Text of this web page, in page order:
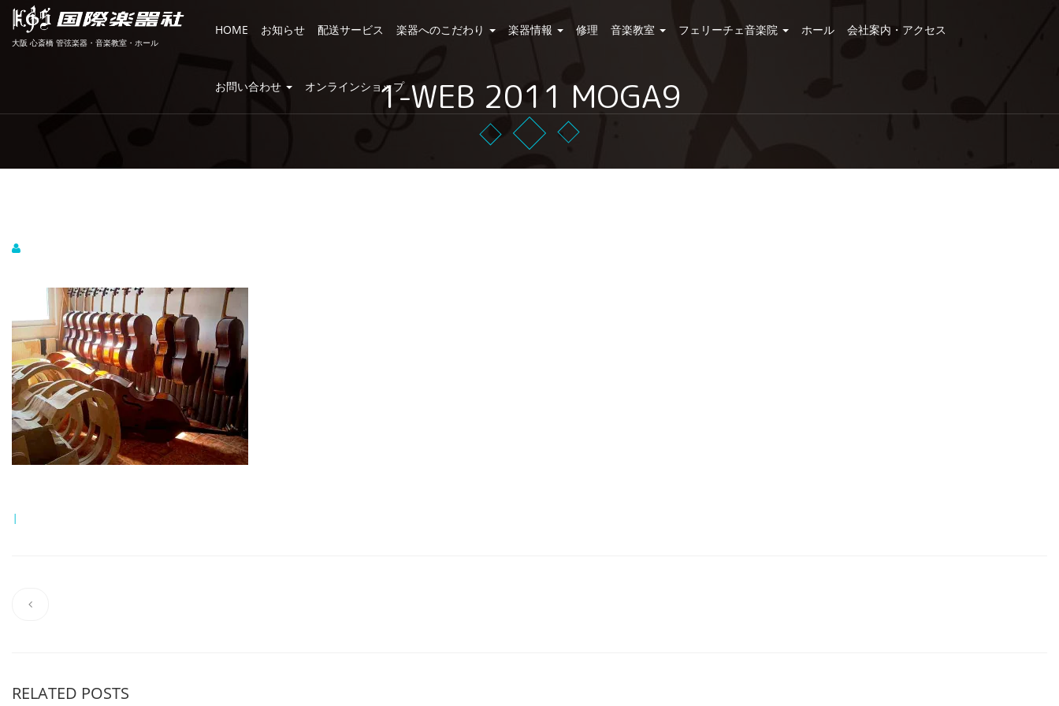
大阪 心斎橋 管弦楽器・音楽教室・ホール
HOME お知らせ 配送サービス 楽器へのこだわり 楽器情報 修理 音楽教室 フェリーチェ音楽院 ホール 会社案内・アクセス
お問い合わせ オンラインショップ1-WEB 2011 MOGA9
|
RELATED POSTS